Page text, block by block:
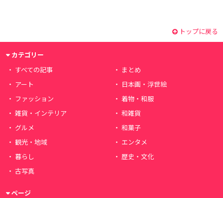
トップに戻る
カテゴリー
すべての記事
まとめ
アート
日本画・浮世絵
ファッション
着物・和服
雑貨・インテリア
和雑貨
グルメ
和菓子
観光・地域
エンタメ
暮らし
歴史・文化
古写真
ページ